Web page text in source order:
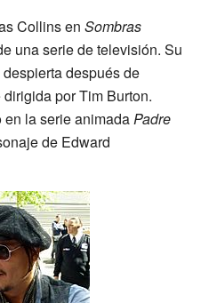
Collins en Sombras
una serie de televisión. Su
después de
por Tim Burton.
la serie animada Padre
de Edward